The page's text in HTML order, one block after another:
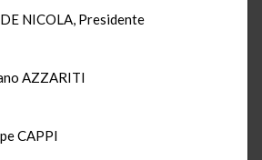
NICOLA, Presidente
AZZARITI
CAPPI